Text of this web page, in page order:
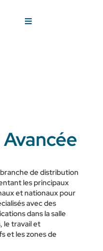
branche de distribution
les principaux
et nationaux pour
avec des
dans la salle
le travail et
et les zones de